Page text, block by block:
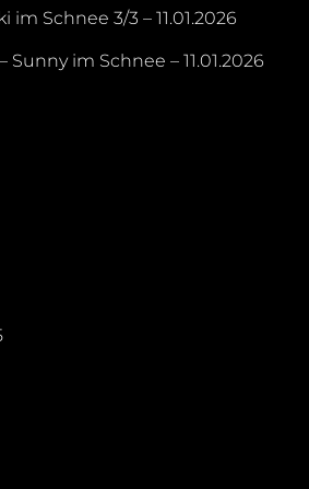
im Schnee 3/3 – 11.01.2026
Sunny im Schnee – 11.01.2026